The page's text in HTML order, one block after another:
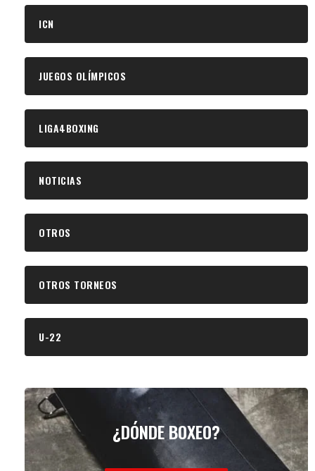
ICN
JUEGOS OLÍMPICOS
LIGA4BOXING
NOTICIAS
OTROS
OTROS TORNEOS
U-22
¿DÓNDE BOXEO?